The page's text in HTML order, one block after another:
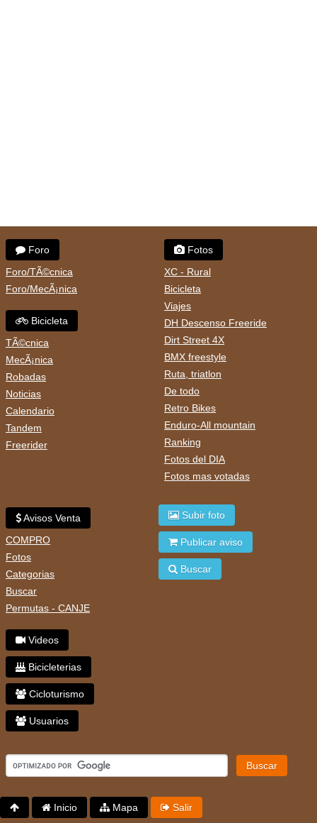
Foro
Foro/TÃ©cnica
Foro/MecÃ¡nica
Bicicleta
TÃ©cnica
MecÃ¡nica
Robadas
Noticias
Calendario
Tandem
Freerider
Fotos
XC - Rural
Bicicleta
Viajes
DH Descenso Freeride
Dirt Street 4X
BMX freestyle
Ruta, triatlon
De todo
Retro Bikes
Enduro-All mountain
Ranking
Fotos del DIA
Fotos mas votadas
Avisos Venta
COMPRO
Fotos
Categorias
Buscar
Permutas - CANJE
Videos
Bicicleterias
Cicloturismo
Usuarios
Subir foto
Publicar aviso
Buscar
Buscar
Inicio Mapa Salir